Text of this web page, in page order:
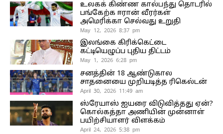
உலகக் கிண்ண கால்பந்து தொடரில்
பங்கேற்க ஈரான் வீரர்கள்
அமெரிக்கா செல்வது உறுதி
May 12, 2026 8:37 pm
இலங்கை கிரிக்கெட்டை
கட்டியெழுப்ப புதிய திட்டம்
May 1, 2026 6:28 pm
சனத்தின் 18 ஆண்டுகால
சாதனையை முறியடித்த ரிகெல்டன்
April 30, 2026 11:49 am
ஸ்ரேயாஸ் ஐயரை விடுவித்தது ஏன்?
கொல்கத்தா அணியின் முன்னாள்
பயிற்சியாளர் விளக்கம்
April 24, 2026 5:38 pm